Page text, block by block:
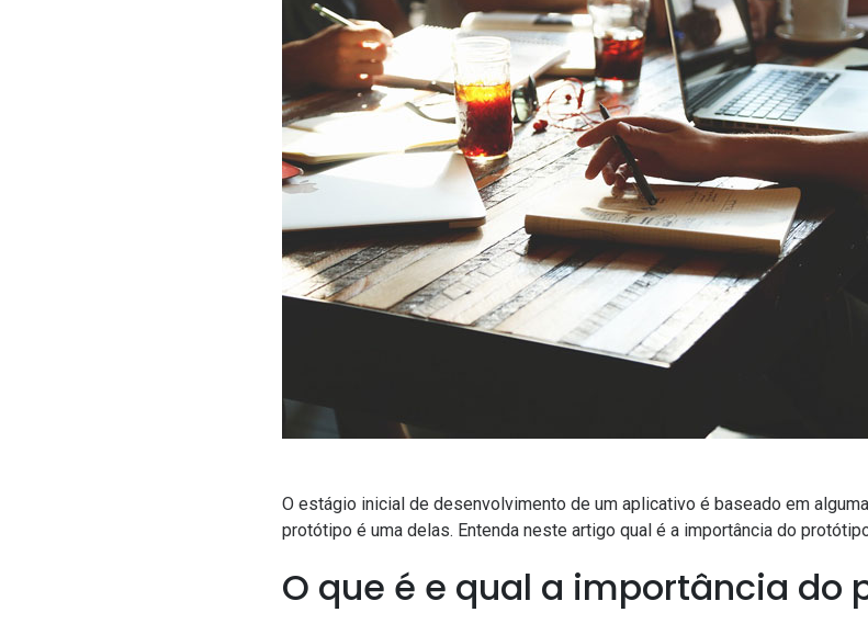
O estágio inicial de desenvolvimento de um aplicativo é baseado em
protótipo é uma delas. Entenda neste artigo qual é a importância do
O que é e qual a importância do